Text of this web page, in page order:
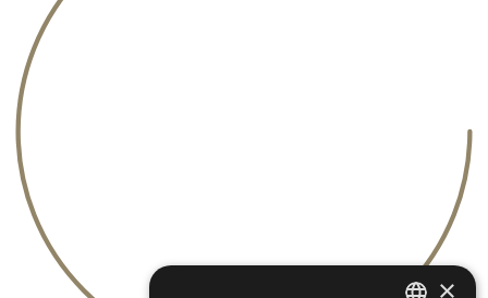
×